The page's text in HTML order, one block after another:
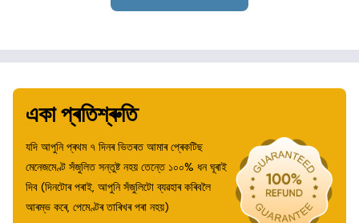
একা প্ৰতিশ্ৰুতি
যদি আপুনি প্ৰথম ৭ দিনৰ ভিতৰত আমাৰ প্ৰেকটিছ
মেনেজমেণ্ট সঁজুলিত সন্তুষ্ট নহয় তেন্তে ১০০% ধন ঘূৰাই
দিব (দিনটোৰ পৰাই, আপুনি সঁজুলিটো ব্যৱহাৰ কৰিবলৈ
আৰম্ভ কৰে, পেমেণ্টৰ তাৰিখৰ পৰা নহয়)